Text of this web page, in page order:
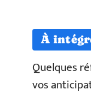
À
Quelques
vos